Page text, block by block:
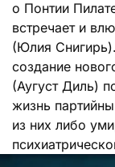
о Понтии
встречает и
(Юлия
создание
(Аугуст Диль)
жизнь
из них либо